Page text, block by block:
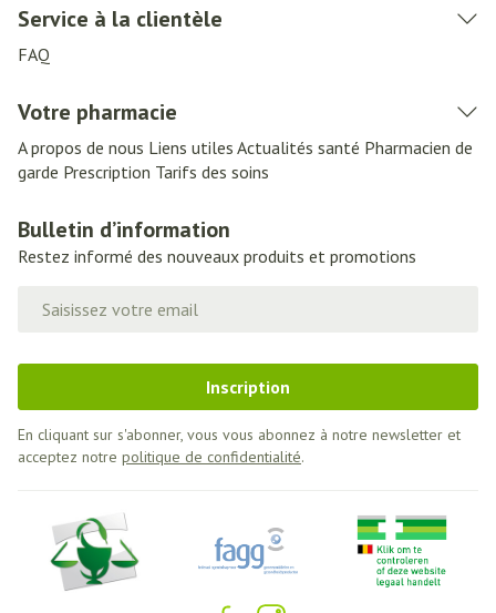
Service à la clientèle
FAQ
Votre pharmacie
A propos de nous Liens utiles Actualités santé Pharmacien de
garde Prescription Tarifs des soins
Bulletin d’information
Restez informé des nouveaux produits et promotions
Inscription
En cliquant sur s'abonner, vous vous abonnez à notre newsletter et
acceptez notre politique de confidentialité.